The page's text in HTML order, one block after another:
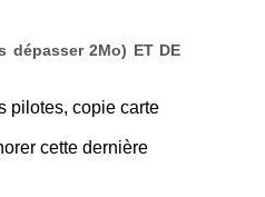
dépasser 2Mo) ET DE
pilotes, copie carte
cette dernière